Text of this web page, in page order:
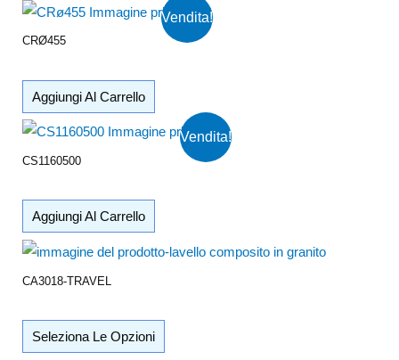
Vendita!
CRØ455
Aggiungi Al Carrello
Vendita!
CS1160500
Aggiungi Al Carrello
CA3018-TRAVEL
Seleziona Le Opzioni